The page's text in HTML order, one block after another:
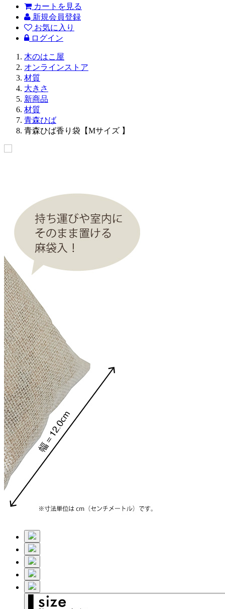
カートを見る
新規会員登録
お気に入り
ログイン
木のはこ屋
オンラインストア
材質
大きさ
新商品
材質
青森ひば
青森ひば香り袋【Mサイズ 】